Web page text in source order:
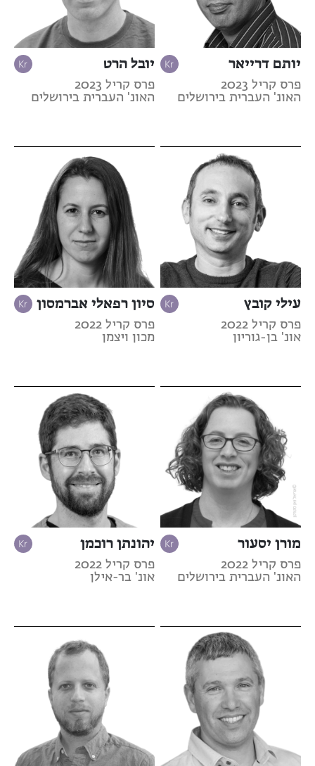
יותם דרייאר
פרס קריל 2023
האונ' העברית בירושלים
יובל הרט
פרס קריל 2023
האונ' העברית בירושלים
עילי קובץ
פרס קריל 2022
אונ' בן-גוריון
סיון רפאלי אברמסון
פרס קריל 2022
מכון ויצמן
מורן יסעור
פרס קריל 2022
האונ' העברית בירושלים
יהונתן רוכמן
פרס קריל 2022
אונ' בר-אילן